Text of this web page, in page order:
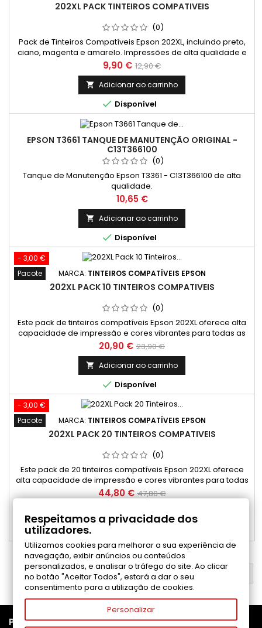
202XL PACK TINTEIROS COMPATIVEIS
(0)
Pack de Tinteiros Compatíveis Epson 202XL, incluindo preto,
ciano, magenta e amarelo. Impressões de alta qualidade e
economia garantida.
Preço
9,90 € Preço
normal
12,90 €
 Adicionar ao carrinho
 Disponível
EPSON T3661 TANQUE DE MANUTENÇÃO ORIGINAL -
C13T366100
(0)
Tanque de Manutenção Epson T3361 - C13T366100 de alta
qualidade.
Preço
10,65 €
 Adicionar ao carrinho
 Disponível
- 3,00 €
Pacote
MARCA: TINTEIROS COMPATÍVEIS EPSON
202XL PACK 10 TINTEIROS COMPATIVEIS
(0)
Este pack de tinteiros compatíveis Epson 202XL oferece alta
capacidade de impressão e cores vibrantes para todas as
suas necessidades. Inclui quatro tinteiros: preto (black),
ciano (cyan), magenta e amarelo (yellow). Ideal para
impressoras Epson Expression Premium, estes tinteiros são
uma escolha econômica e eficiente, garantindo qualidade
profissional em...
Preço
20,90 € Preço
normal
23,90 €
 Adicionar ao carrinho
 Disponível
- 3,00 €
Pacote
MARCA: TINTEIROS COMPATÍVEIS EPSON
202XL PACK 20 TINTEIROS COMPATIVEIS
(0)
Este pack de 20 tinteiros compatíveis Epson 202XL oferece
alta capacidade de impressão e cores vibrantes para todas
as suas necessidades. Inclui quatro tinteiros: preto (black),
ciano (cyan), magenta e amarelo (yellow). Ideal para
impressoras Epson Expression Premium, estes tinteiros são
uma escolha econômica e eficiente, garantindo qualidade
Preço
44,80 €Preço
47,80 €
Adicionar ao carrinho
VOLTAR AO TOPO
PRODUTOS 
Respeitamos a privacidade dos
utilizadores.
Utilizamos cookies para melhorar a sua experiência de
navegação, exibir anúncios ou conteúdos
personalizados, e analisar o tráfego do site. Ao clicar
no botão "Aceitar Todos", estará a dar o seu
consentimento para a utilização de cookies.
Personalizar